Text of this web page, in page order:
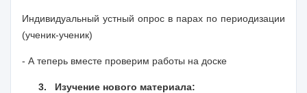
Индивидуальный устный опрос в парах по периодизации
(ученик-ученик)
- А теперь вместе проверим работы на доске
3. Изучение нового материала: